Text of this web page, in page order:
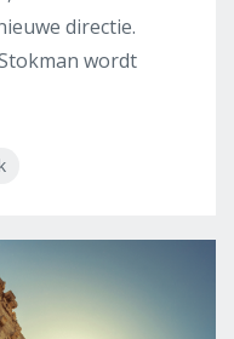
directie.
wordt